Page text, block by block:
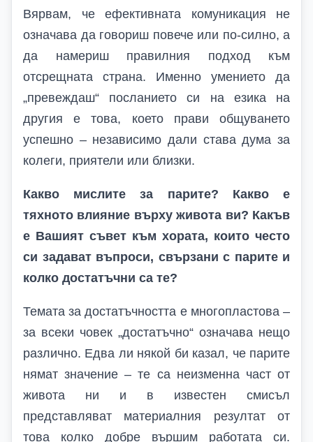
Вярвам, че ефективната комуникация не
означава да говориш повече или по-силно, а
да намериш правилния подход към
отсрещната страна. Именно умението да
„превеждаш“ посланието си на езика на
другия е това, което прави общуването
успешно – независимо дали става дума за
колеги, приятели или близки.
Какво мислите за парите? Какво е
тяхното влияние върху живота ви? Какъв
е Вашият съвет към хората, които често
си задават въпроси, свързани с парите и
колко достатъчни са те?
Темата за достатъчността е многопластова –
за всеки човек „достатъчно“ означава нещо
различно. Едва ли някой би казал, че парите
нямат значение – те са неизменна част от
живота ни и в известен смисъл
представляват материалния резултат от
това колко добре вършим работата си.